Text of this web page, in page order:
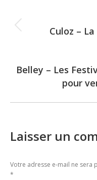
Culoz –
Belley – Les
pour
Laisser un
Votre adresse e-mail ne sera
*